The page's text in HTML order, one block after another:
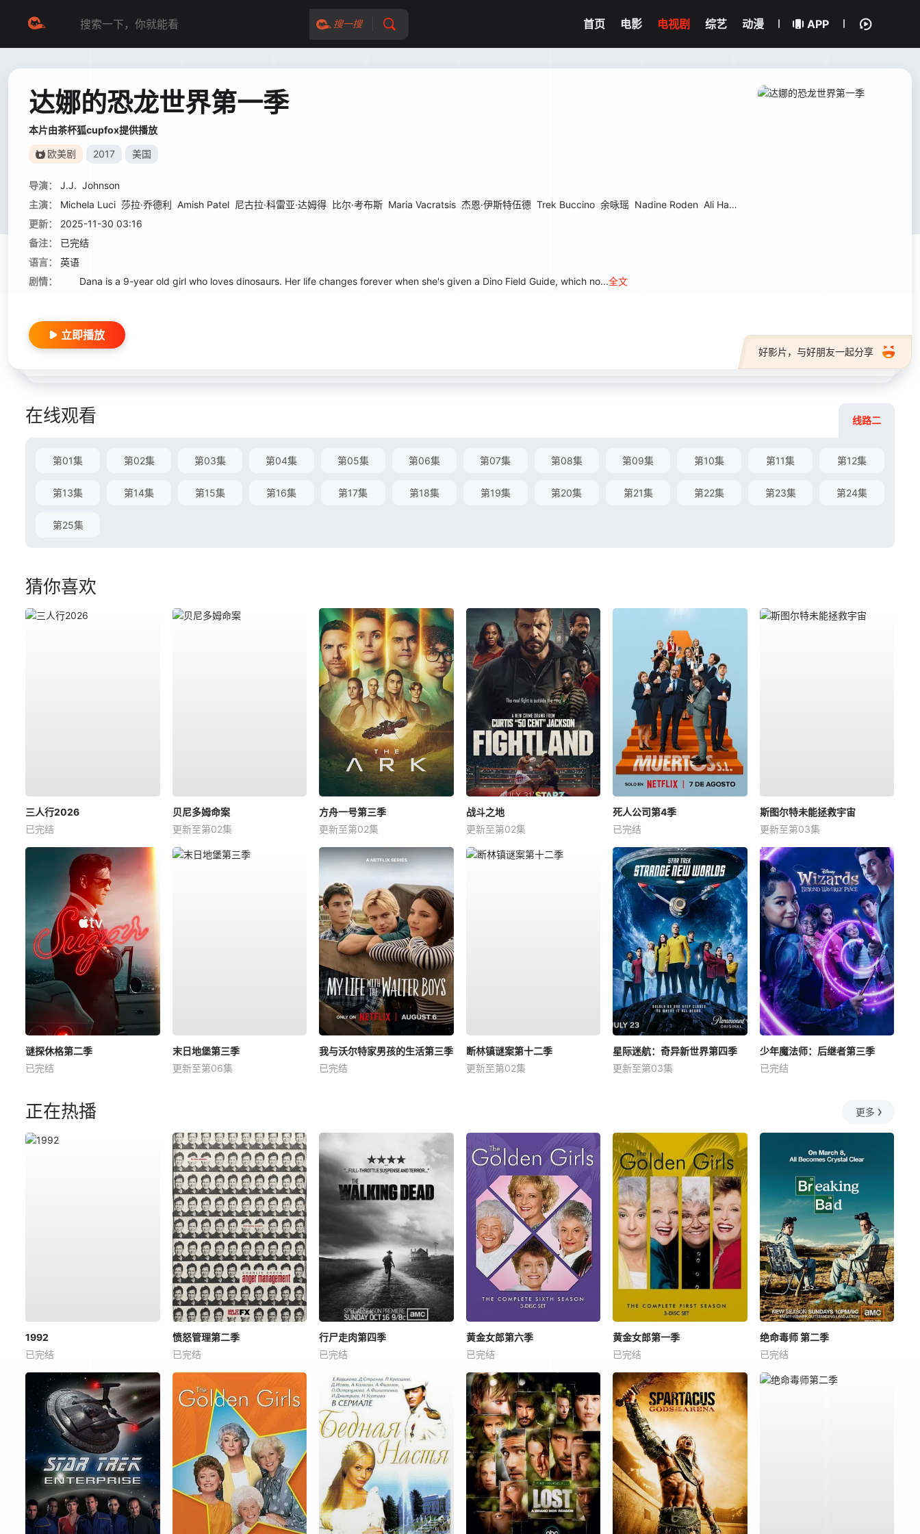
搜一搜 首页 电影 电视剧 综艺 动漫 APP
达娜的恐龙世界第一季
本片由茶杯狐cupfox提供播放
欧美剧 2017 美国
导演： J.J. Johnson
主演：
Michela Luci 莎拉·乔德利 Amish Patel 尼古拉·科雷亚·达姆得 比尔·考布斯 Maria Vacratsis 杰恩·伊斯特伍德 Trek Buccino 余咏瑶 Nadine Roden Ali Hassan
更新：
2025-11-30 03:16
备注：
已完结
语言：
英语
剧情：
Dana is a 9-year old girl who loves dinosaurs. Her life changes forever when she's given a Dino Field Guide, which no...全文
好影片，与好朋友一起分享
立即播放
在线观看 线路二
第01集 第02集 第03集 第04集 第05集 第06集 第07集 第08集 第09集 第10集 第11集 第12集
第13集 第14集 第15集 第16集 第17集 第18集 第19集 第20集 第21集 第22集 第23集 第24集
第25集
猜你喜欢
三人行2026
已完结
贝尼多姆命案
更新至第02集
方舟一号第三季
更新至第02集
战斗之地
更新至第02集
死人公司第4季
已完结
斯图尔特未能拯救宇宙
更新至第03集
谜探休格第二季
已完结
末日地堡第三季
更新至第06集
我与沃尔特家男孩的生活第三季
已完结
断林镇谜案第十二季
更新至第02集
星际迷航：奇异新世界第四季
更新至第03集
少年魔法师：后继者第三季
已完结
正在热播 更多
1992
已完结
愤怒管理第二季
已完结
行尸走肉第四季
已完结
黄金女郎第六季
已完结
黄金女郎第一季
已完结
绝命毒师 第二季
已完结